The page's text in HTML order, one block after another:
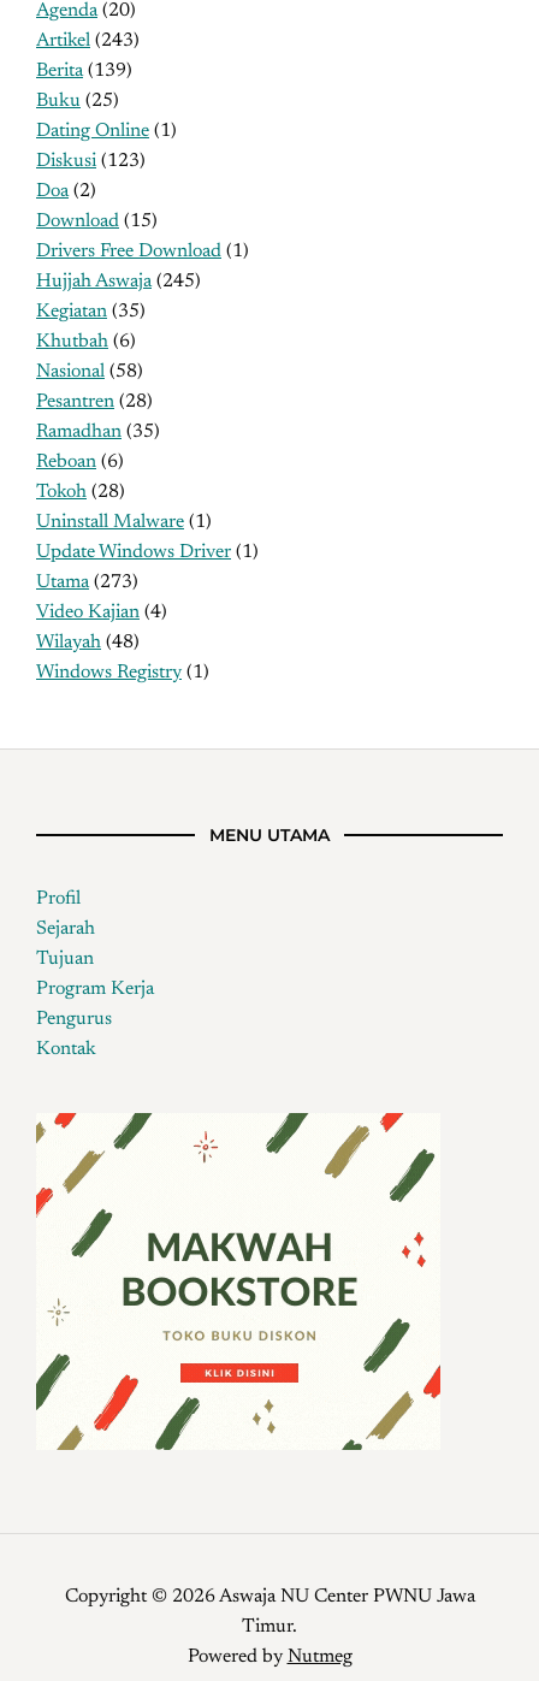
Agenda(20)
Artikel (243)
Berita(139)
Buku (25)
Dating Online (1)
Diskusi (123)
Doa(2)
Download (15)
Drivers Free Download (1)
Hujjah Aswaja(245)
Kegiatan (35)
Khutbah (6)
Nasional (58)
Pesantren (28)
Ramadhan (35)
Reboan (6)
Tokoh (28)
Uninstall Malware (1)
Update Windows Driver (1)
Utama(273)
Video Kajian (4)
Wilayah (48)
Windows Registry (1)
MENU UTAMA
Profil
Sejarah
Tujuan
Program Kerja
Pengurus
Kontak
Copyright © 2026 Aswaja NU Center PWNU Jawa
Timur.
Powered by Nutmeg